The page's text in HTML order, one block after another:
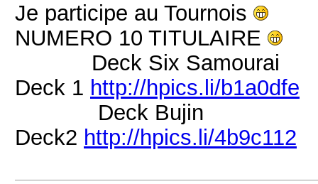
Je participe au Tournois
NUMERO 10 TITULAIRE
Deck Six Samourai
Deck 1 http://hpics.li/b1a0dfe
Deck Bujin
Deck2 http://hpics.li/4b9c112